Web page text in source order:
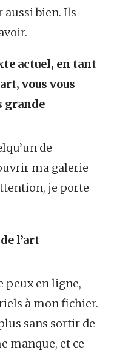
bien. Ils
actuel, en tant
vous vous
grande
de
ma galerie
je porte
l’art
peux en ligne,
à mon fichier.
sans sortir de
manque, et ce